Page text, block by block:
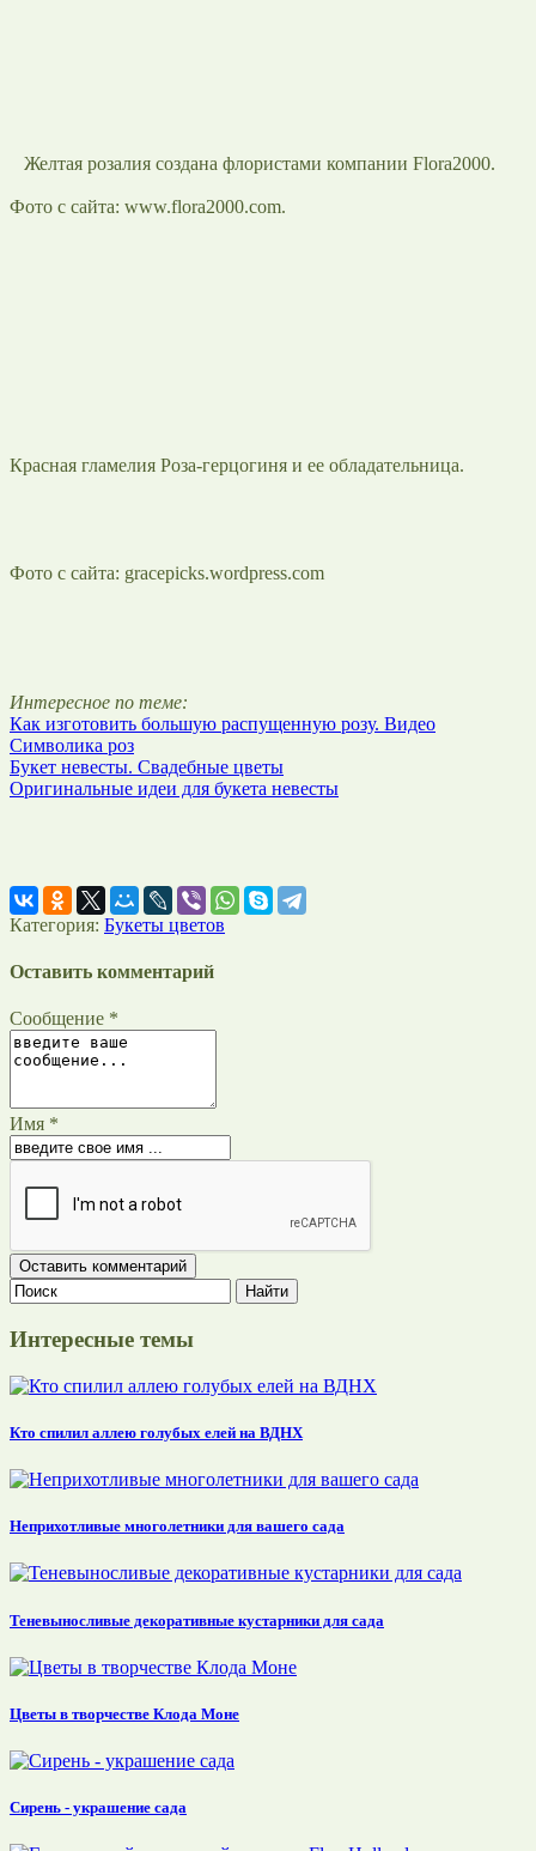
Желтая розалия создана флористами компании Flora2000.
Фото с сайта: www.flora2000.com.
Красная гламелия Роза-герцогиня и ее обладательница.
Фото с сайта: gracepicks.wordpress.com
Интересное по теме:
Как изготовить большую распущенную розу. Видео
Символика роз
Букет невесты. Свадебные цветы
Оригинальные идеи для букета невесты
Категория: Букеты цветов
Оставить комментарий
Сообщение *
Имя *
Интересные темы
Кто спилил аллею голубых елей на ВДНХ
Неприхотливые многолетники для вашего сада
Теневыносливые декоративные кустарники для сада
Цветы в творчестве Клода Моне
Сирень - украшение сада